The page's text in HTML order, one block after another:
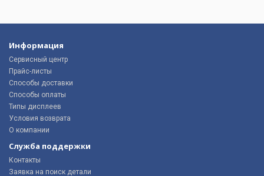
Информация
Сервисный центр
Прайс-листы
Способы доставки
Способы оплаты
Типы дисплеев
Условия возврата
О компании
Служба поддержки
Контакты
Заявка на поиск детали